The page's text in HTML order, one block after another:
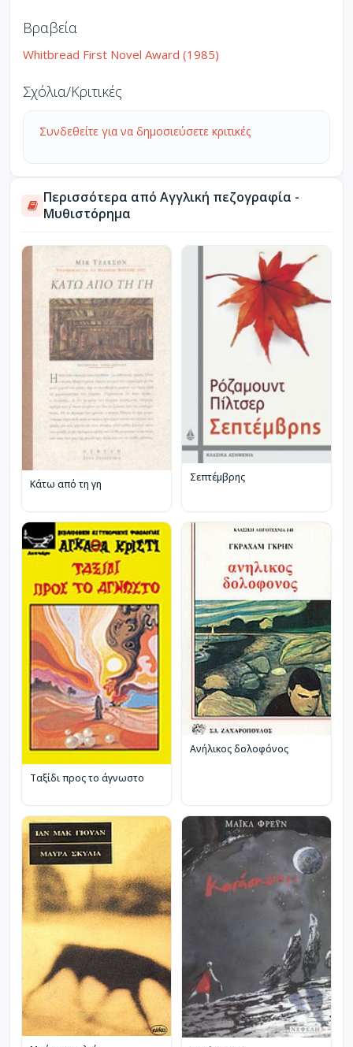
Βραβεία
Whitbread First Novel Award (1985)
Σχόλια/Κριτικές
Συνδεθείτε για να δημοσιεύσετε κριτικές
Περισσότερα από Αγγλική πεζογραφία -
Μυθιστόρημα
Κάτω από τη γη Σεπτέμβρης
Ταξίδι προς το άγνωστο
Ανήλικος δολοφόνος